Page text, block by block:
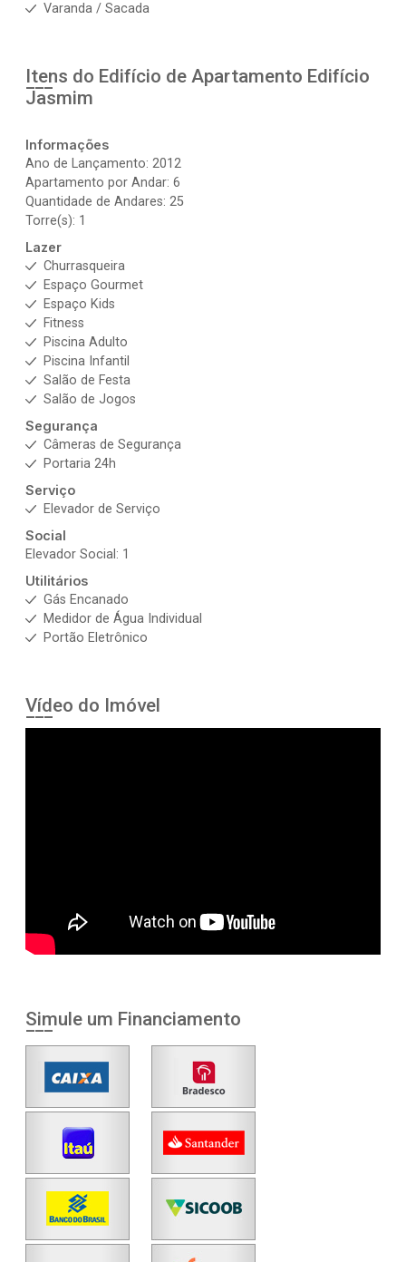
Varanda / Sacada
Itens do Edifício de Apartamento Edifício
Jasmim
Informações
Ano de Lançamento: 2012
Apartamento por Andar: 6
Quantidade de Andares: 25
Torre(s): 1
Lazer
Churrasqueira
Espaço Gourmet
Espaço Kids
Fitness
Piscina Adulto
Piscina Infantil
Salão de Festa
Salão de Jogos
Segurança
Câmeras de Segurança
Portaria 24h
Serviço
Elevador de Serviço
Social
Elevador Social: 1
Utilitários
Gás Encanado
Medidor de Água Individual
Portão Eletrônico
Vídeo do Imóvel
Simule um Financiamento